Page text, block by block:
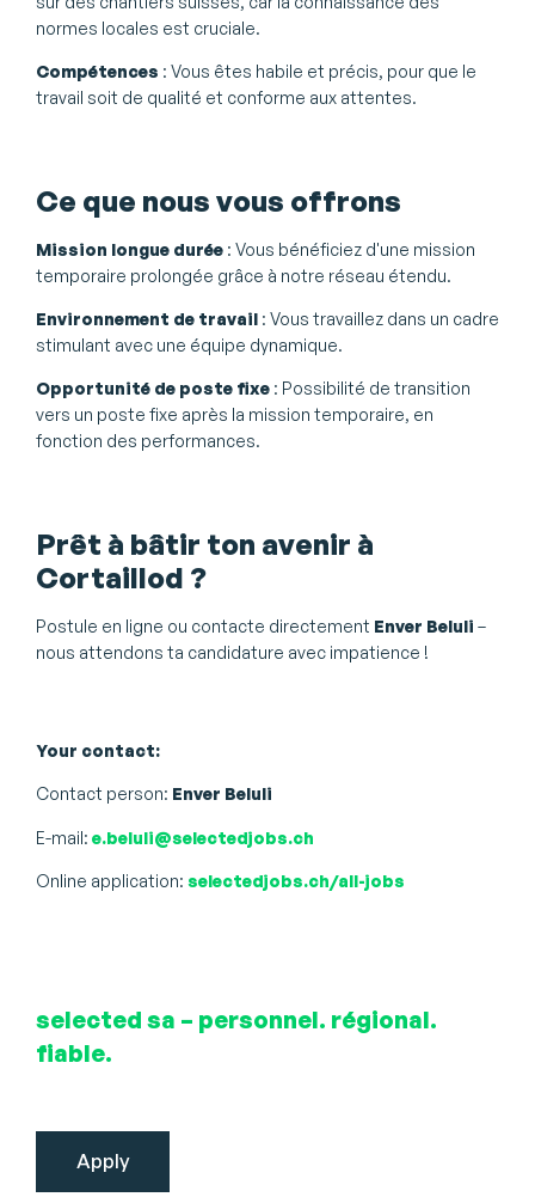
normes locales est cruciale.
Compétences : Vous êtes habile et précis, pour que le
travail soit de qualité et conforme aux attentes.
Ce que nous vous offrons
Mission longue durée : Vous bénéficiez d'une mission
temporaire prolongée grâce à notre réseau étendu.
Environnement de travail : Vous travaillez dans un cadre
stimulant avec une équipe dynamique.
Opportunité de poste fixe : Possibilité de transition
vers un poste fixe après la mission temporaire, en
fonction des performances.
Prêt à bâtir ton avenir à
Cortaillod ?
Postule en ligne ou contacte directement Enver Beluli –
nous attendons ta candidature avec impatience !
Your contact:
Contact person: Enver Beluli
E-mail: e.beluli@selectedjobs.ch
Online application: selectedjobs.ch/all-jobs
selected sa – personnel. régional.
fiable.